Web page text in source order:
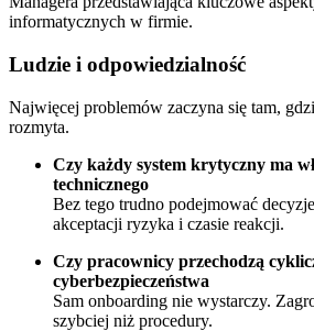
Ludzie i odpowiedzialność
Najwięcej problemów zaczyna się tam,
rozmyta.
Czy każdy system krytyczny ma
technicznego
Bez tego trudno podejmować
akceptacji ryzyka i czasie reakcji.
Czy pracownicy przechodzą
cyberbezpieczeństwa
Sam onboarding nie wystarczy.
szybciej niż procedury.